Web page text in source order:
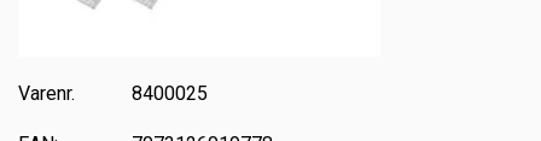
Varenr. 8400025